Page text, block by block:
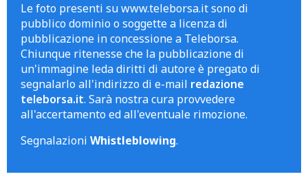
Le foto presenti su www.teleborsa.it sono di
pubblico dominio o soggette a licenza di
pubblicazione in concessione a Teleborsa.
Chiunque ritenesse che la pubblicazione di
un'immagine leda diritti di autore è pregato di
segnalarlo all'indirizzo di e-mail redazione
teleborsa.it. Sarà nostra cura provvedere
all'accertamento ed all'eventuale rimozione.
Segnalazioni Whistleblowing.